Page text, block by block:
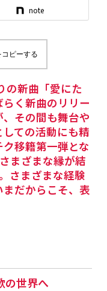
note
ピーする
の新曲「愛にた
く新曲のリリー
その間も舞台や
ての活動にも精
移籍第一弾とな
まざまな縁が結
さまざまな経験
だからこそ、表
の世界へ